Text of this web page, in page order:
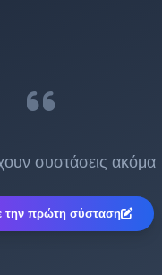
συστάσεις ακόμα
την πρώτη σύσταση